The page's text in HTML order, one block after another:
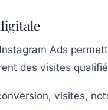
Ads
des visites
visites,